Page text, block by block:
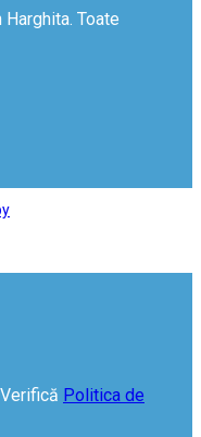
Toate
Politica de